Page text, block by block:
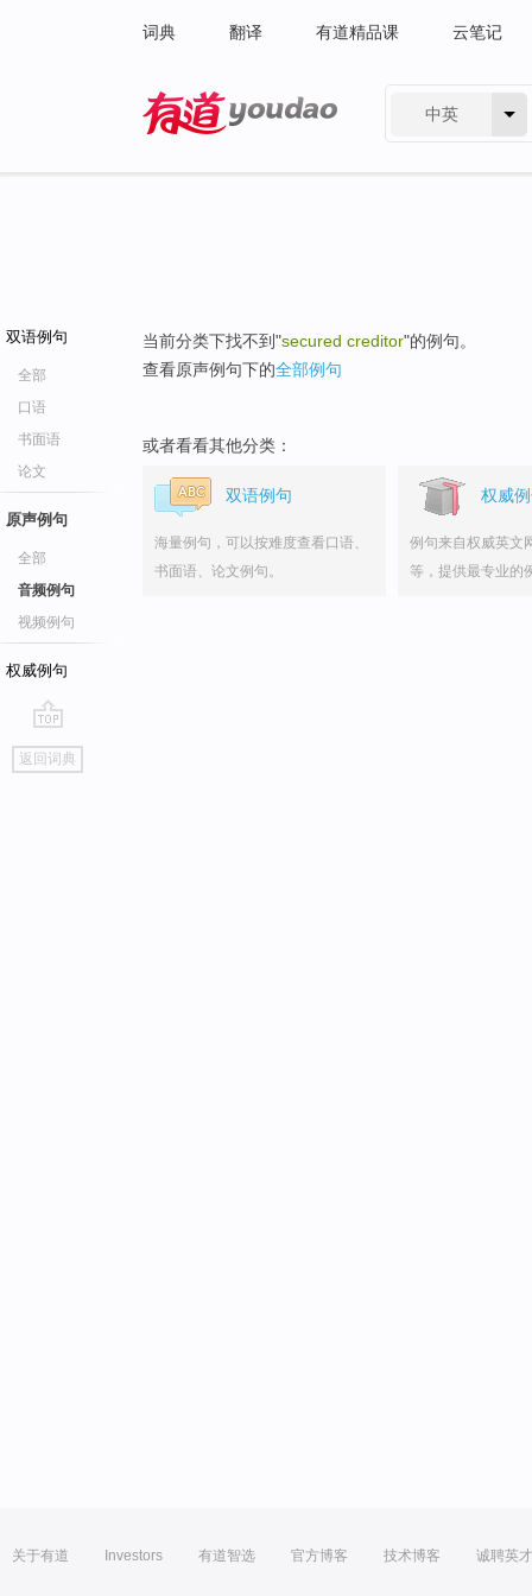
词典 翻译 有道精品课 云笔记
中英
双语例句
全部
口语
书面语
论文
原声例句
全部
音频例句
视频例句
权威例句
go
top
返回词典
当前分类下找不到"secured creditor"的例句。
查看原声例句下的全部例句
或者看看其他分类：
双语例句
海量例句，可以按难度查看口语、
书面语、论文例句。
权威
例句来自权威英文
等，提供最专业的
关于有道 Investors 有道智选 官方博客 技术博客 诚聘英才